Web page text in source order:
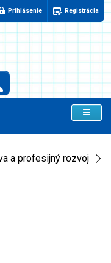
Prihlásenie Registrácia
a profesijný rozvoj